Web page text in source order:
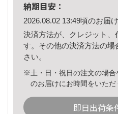
納期目安：
2026.08.02 13:49頃のお届
決済方法が、クレジット、
す。その他の決済方法の場
さい。
※土・日・祝日の注文の場合
のお届けにお時間をいただ
即日出荷条